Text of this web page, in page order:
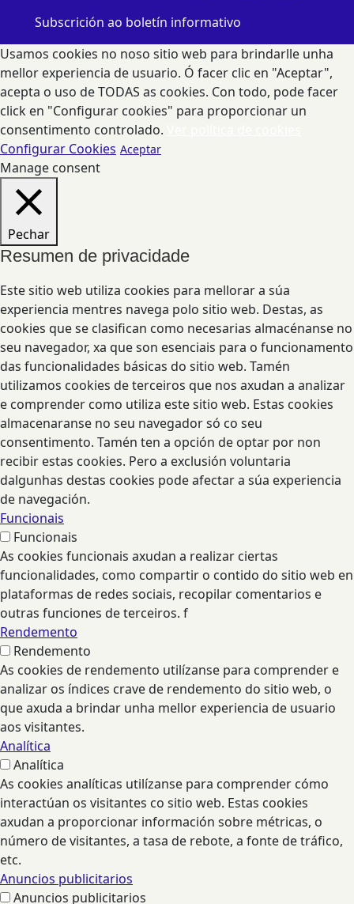
Subscrición ao boletín informativo
Usamos cookies no noso sitio web para brindarlle unha
mellor experiencia de usuario. Ó facer clic en "Aceptar",
acepta o uso de TODAS as cookies. Con todo, pode facer
click en "Configurar cookies" para proporcionar un
consentimento controlado.
Configurar Cookies Aceptar
Manage consent
Pechar
Resumen de privacidade
Este sitio web utiliza cookies para mellorar a súa
experiencia mentres navega polo sitio web. Destas, as
cookies que se clasifican como necesarias almacénanse no
seu navegador, xa que son esenciais para o funcionamento
das funcionalidades básicas do sitio web. Tamén
utilizamos cookies de terceiros que nos axudan a analizar
e comprender como utiliza este sitio web. Estas cookies
almacenaranse no seu navegador só co seu
consentimento. Tamén ten a opción de optar por non
recibir estas cookies. Pero a exclusión voluntaria
dalgunhas destas cookies pode afectar a súa experiencia
de navegación.
Funcionais
Funcionais
As cookies funcionais axudan a realizar ciertas
funcionalidades, como compartir o contido do sitio web en
plataformas de redes sociais, recopilar comentarios e
outras funciones de terceiros. f
Rendemento
Rendemento
As cookies de rendemento utilízanse para comprender e
analizar os índices crave de rendemento do sitio web, o
que axuda a brindar unha mellor experiencia de usuario
aos visitantes.
Analítica
Analítica
As cookies analíticas utilízanse para comprender cómo
interactúan os visitantes co sitio web. Estas cookies
axudan a proporcionar información sobre métricas, o
número de visitantes, a tasa de rebote, a fonte de tráfico,
etc.
Anuncios publicitarios
Anuncios publicitarios